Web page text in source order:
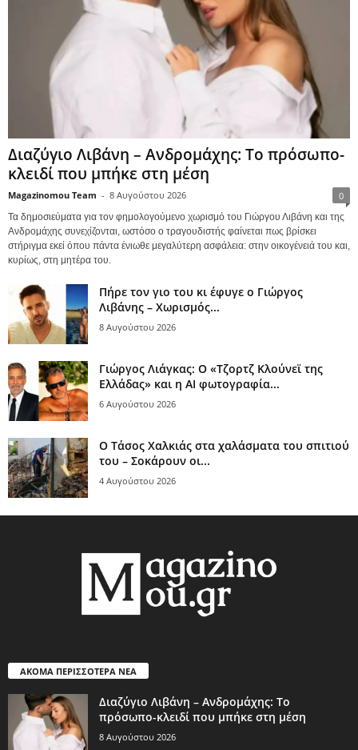
Διαζύγιο Λιβάνη – Ανδρομάχης: Το πρόσωπο-
κλειδί που μπήκε στη μέση
Magazinomou Team - 8 Αυγούστου 2026 0
Τα δημοσιεύματα για τον φημολογούμενο χωρισμό του Γιώργου Λιβάνη και της
Ανδρομάχης συνεχίζονται, ωστόσο ο τραγουδιστής φαίνεται πως βρίσκει
στήριγμα εκεί όπου πάντα ένιωθε μεγαλύτερη ασφάλεια: στην οικογένειά του και,
κυρίως, στη μητέρα του.
Πήρε τον γιο του κι έφυγε ο Γιώργος
Λιβάνης – Χωρισμός...
8 Αυγούστου 2026
Γιώργος Λιάγκας: Ο «Τζορτζ Κλούνεϊ της
Ελλάδας» και η AI φωτογραφία...
6 Αυγούστου 2026
Ο Τάσος Χαλκιάς στα χαλάσματα του σπιτιού
του – Σοκάρουν οι...
4 Αυγούστου 2026
ΑΚΟΜΑ ΠΕΡΙΣΣΟΤΕΡΑ ΝΕΑ
Διαζύγιο Λιβάνη – Ανδρομάχης: Το
πρόσωπο-κλειδί που μπήκε στη μέση
8 Αυγούστου 2026